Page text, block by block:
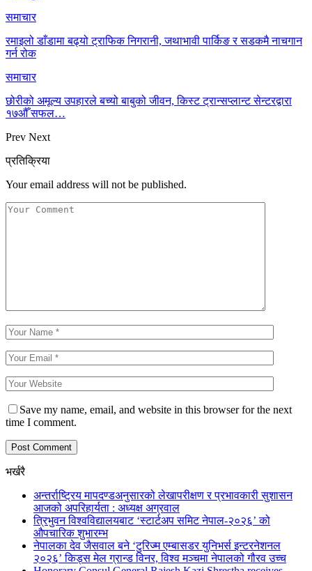
समाचार
रमाइलो डाँडामा बढ्यो ट्राफिक निगरानी, जथाभावी पार्किङ र सडकमै नाचगान
गर्न रोक
समाचार
छोरीको अमूल्य उपहारले बच्यो बाबुको जीवन, किस्ट ट्रान्सप्लान्ट सेन्टरद्वारा
१७औँ सफल…
Prev Next
प्रतिक्रिया
Your email address will not be published.
Save my name, email, and website in this browser for the next
time I comment.
भर्खरै
अन्तर्राष्ट्रिय मापदण्डअनुसारको लेखापरीक्षण र प्रभावकारी सुशासन
आजको अपरिहार्यता : अध्यक्ष अग्रवाल
त्रिभुवन विश्वविद्यालयबाट ‘स्टार्टअप समिट नेपाल-२०२६’ को
औपचारिक शुभारम्भ
नेपालका देव जैसवाल बने ‘टुरिज्म एम्बासडर युनिभर्स इन्टरनेशनल
२०२६’ किड्स मेल ग्रान्ड विनर, विश्व मञ्चमा नेपालको गौरव उच्च